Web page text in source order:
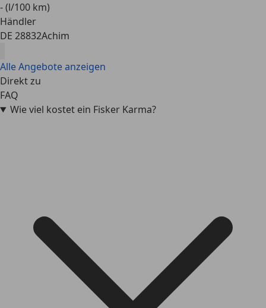
- (l/100 km)
Händler
DE 28832Achim
Alle Angebote anzeigen
Direkt zu
FAQ
Wie viel kostet ein Fisker Karma?